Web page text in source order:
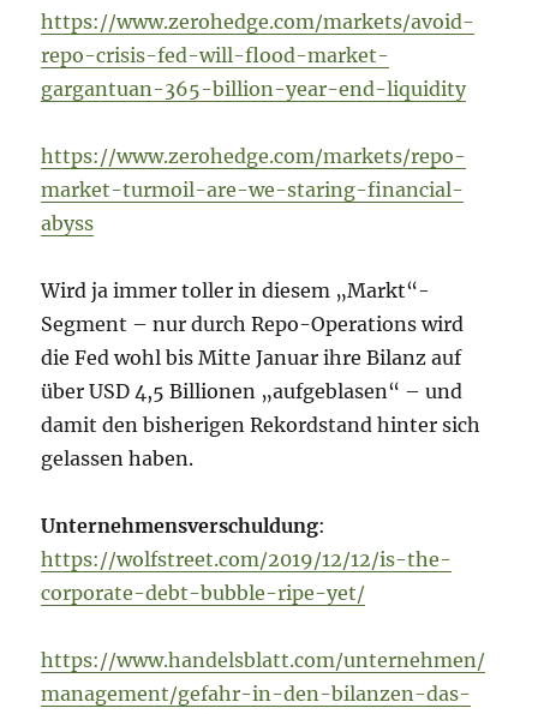
https://www.zerohedge.com/markets/avoid-
repo-crisis-fed-will-flood-market-
gargantuan-365-billion-year-end-liquidity
https://www.zerohedge.com/markets/repo-
market-turmoil-are-we-staring-financial-
abyss
Wird ja immer toller in diesem „Markt“-
Segment – nur durch Repo-Operations wird
die Fed wohl bis Mitte Januar ihre Bilanz auf
über USD 4,5 Billionen „aufgeblasen“ – und
damit den bisherigen Rekordstand hinter sich
gelassen haben.
Unternehmensverschuldung:
https://wolfstreet.com/2019/12/12/is-the-
corporate-debt-bubble-ripe-yet/
https://www.handelsblatt.com/unternehmen/
management/gefahr-in-den-bilanzen-das-